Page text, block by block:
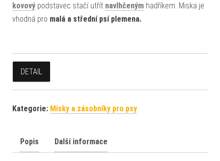
kovový podstavec stačí utřít navlhčeným hadříkem. Miska je
vhodná pro malá a střední psí plemena.
DETAIL
Kategorie: Misky a zásobníky pro psy
Popis Další informace